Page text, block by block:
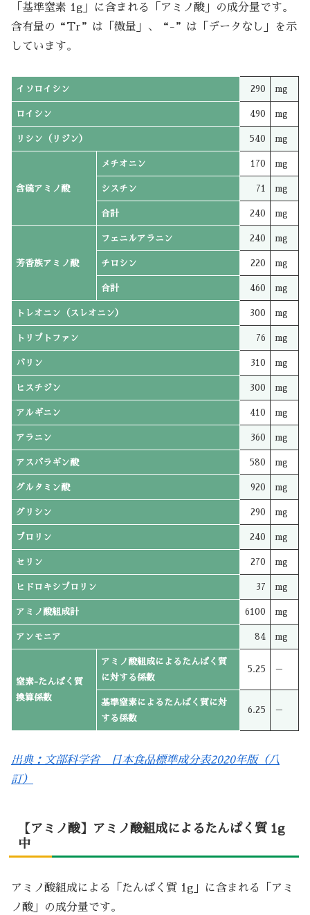
「基準窒素 1g」に含まれる「アミノ酸」の成分量です。
含有量の“Tr”は「微量」、“-”は「データなし」を示
しています。
イソロイシン 290 mg
ロイシン 490 mg
リシン（リジン） 540 mg
含硫アミノ酸
メチオニン 170 mg
シスチン 71 mg
合計 240 mg
芳香族アミノ酸
フェニルアラニン 240 mg
チロシン 220 mg
合計 460 mg
トレオニン（スレオニン） 300 mg
トリプトファン 76 mg
バリン 310 mg
ヒスチジン 300 mg
アルギニン 410 mg
アラニン 360 mg
アスパラギン酸 580 mg
グルタミン酸 920 mg
グリシン 290 mg
プロリン 240 mg
セリン 270 mg
ヒドロキシプロリン 37 mg
アミノ酸組成計 6100 mg
アンモニア 84 mg
窒素-たんぱく質
換算係数
アミノ酸組成によるたんぱく質
に対する係数
5.25 －
基準窒素によるたんぱく質に対
する係数
6.25 －
出典：文部科学省 日本食品標準成分表2020年版（八
訂）
【アミノ酸】アミノ酸組成によるたんぱく質 1g
中
アミノ酸組成による「たんぱく質 1g」に含まれる「アミ
ノ酸」の成分量です。